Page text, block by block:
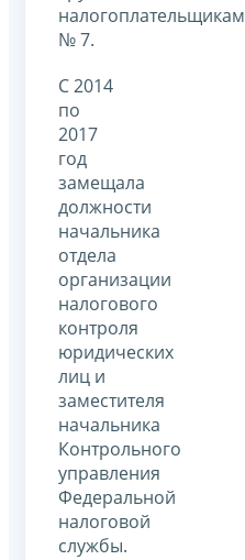
налогоплательщикам
№ 7.
С 2014
по
2017
год
замещала
должности
начальника
отдела
организации
налогового
контроля
юридических
лиц и
заместителя
начальника
Контрольного
управления
Федеральной
налоговой
службы.